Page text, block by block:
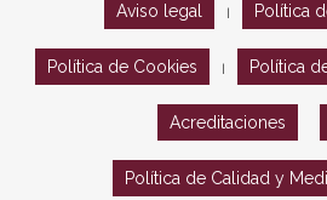
Aviso legal Política
Política de Cookies Política
Acreditaciones
Política de Calidad y